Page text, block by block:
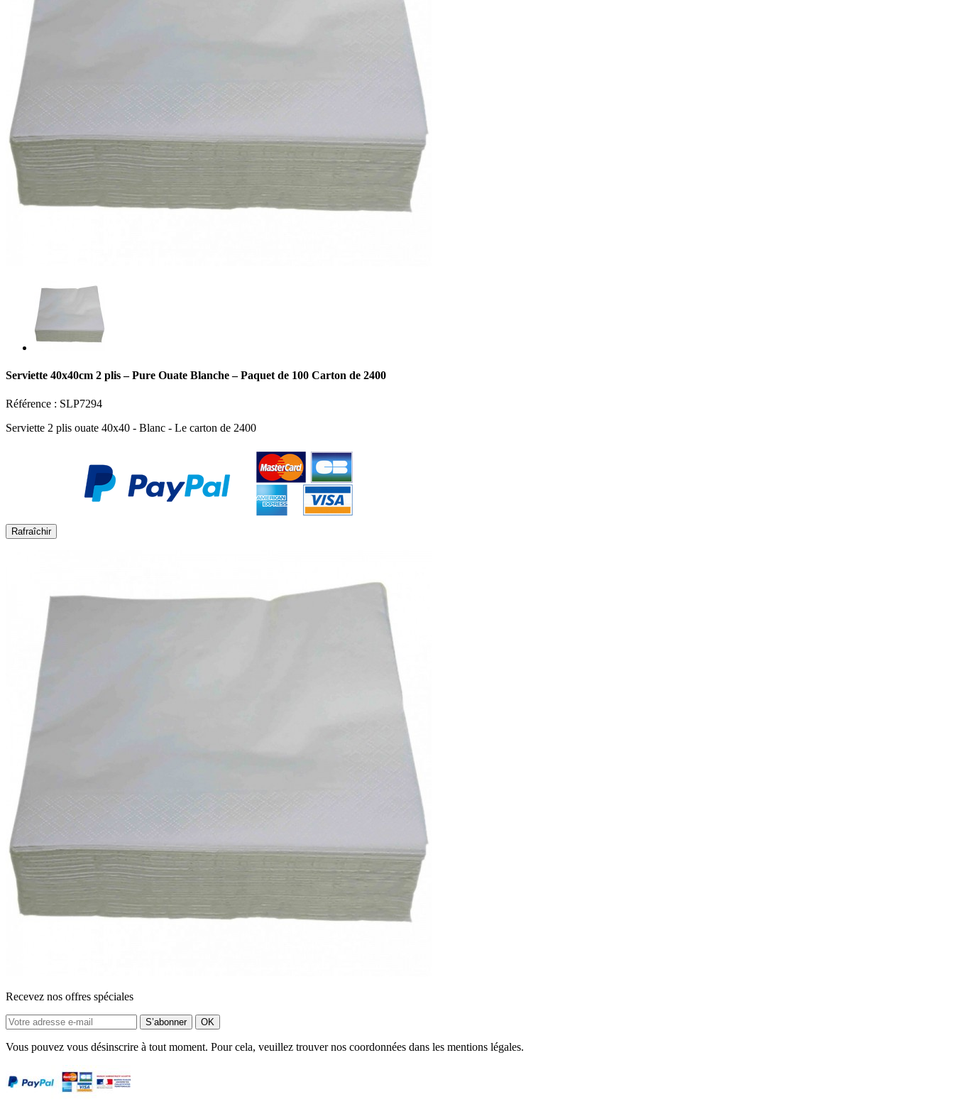
Serviette 40x40cm 2 plis – Pure Ouate Blanche – Paquet de 100 Carton de 2400
Référence : SLP7294
Serviette 2 plis ouate 40x40 - Blanc - Le carton de 2400
Recevez nos offres spéciales
Vous pouvez vous désinscrire à tout moment. Pour cela, veuillez trouver nos coordonnées dans les mentions légales.